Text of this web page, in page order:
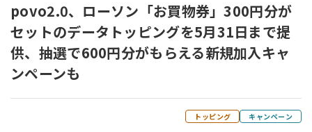
povo2.0、ローソン「お買物券」300円分が
セットのデータトッピングを5月31日まで提
供、抽選で600円分がもらえる新規加入キャ
ンペーンも
トッピング キャンペーン